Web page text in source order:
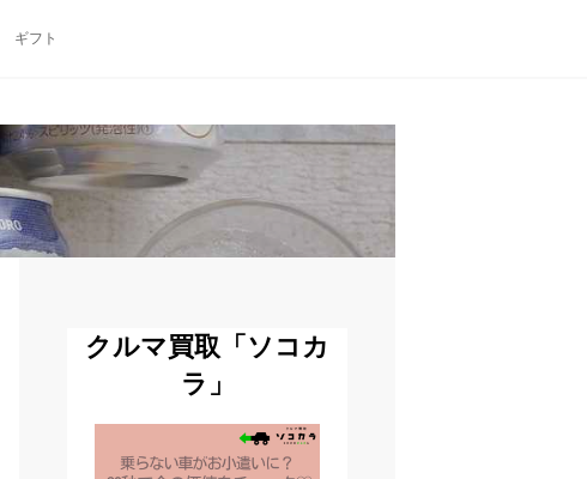
ギフト
クルマ買取「ソコカ
ラ」